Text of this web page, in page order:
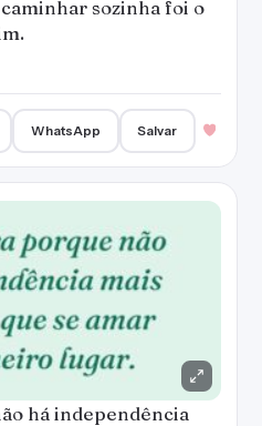
sozinha foi o
WhatsApp Salvar
há independência